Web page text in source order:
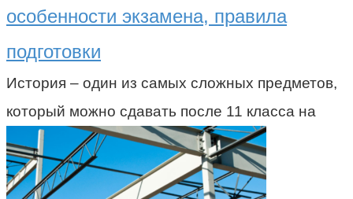
особенности экзамена, правила
подготовки
История – один из самых сложных предметов,
который можно сдавать после 11 класса на